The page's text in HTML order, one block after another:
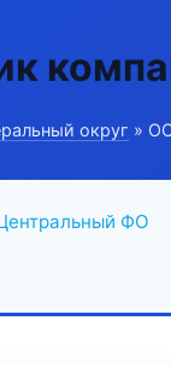
округ »
ФО